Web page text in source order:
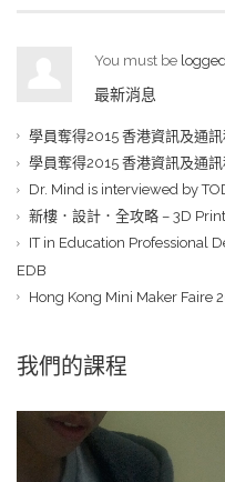
You must be
最新消息
學員奪得2015 香港資訊及通
學員奪得2015 香港資訊及通
Dr. Mind is interviewed by
新樓．設計．全攻略 – 3D
IT in Education Professional
EDB
Hong Kong Mini Maker Faire
我們的課程